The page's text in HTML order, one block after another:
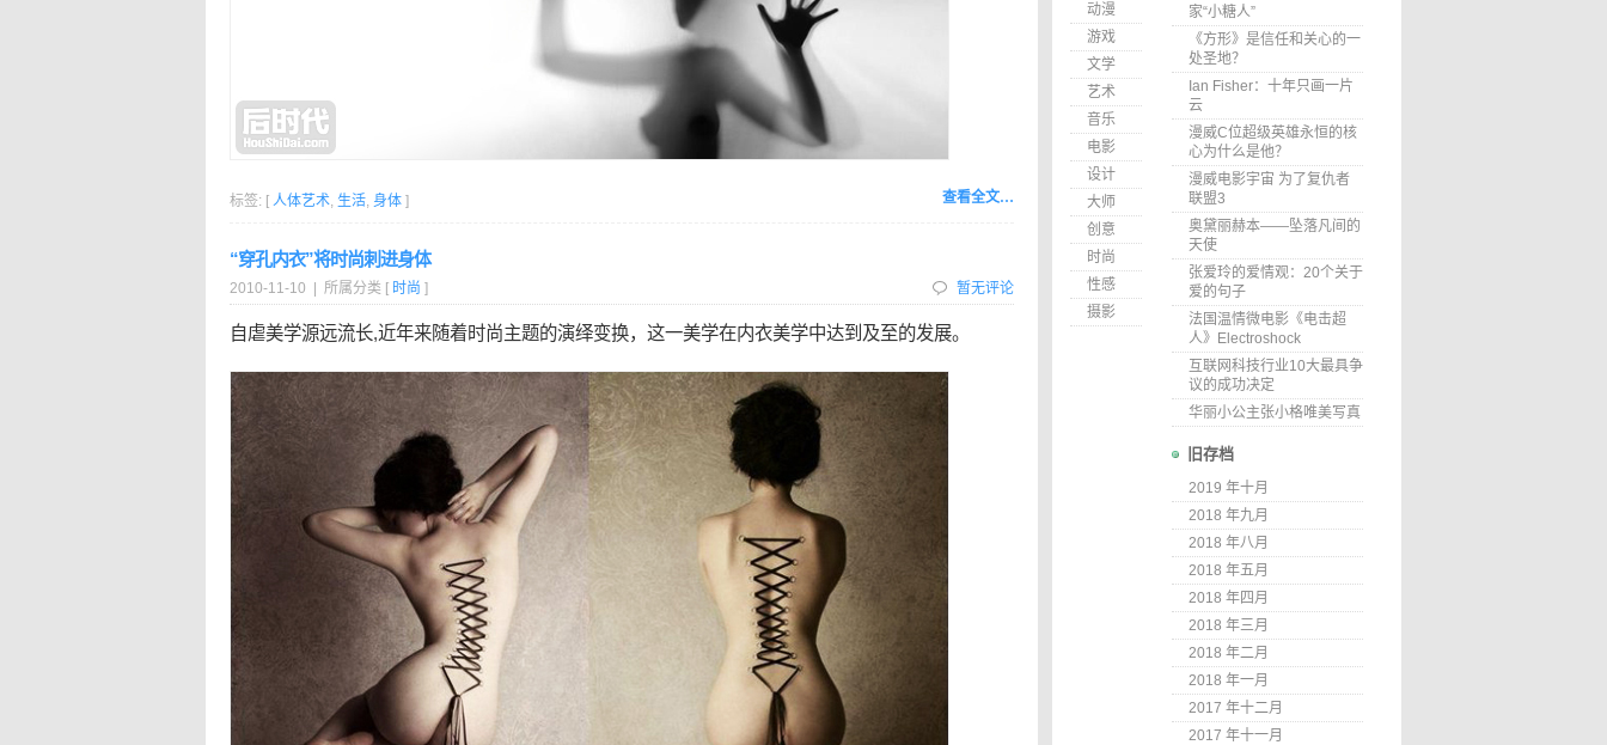
查看全文…
标签: [ 人体艺术, 生活, 身体 ]
“穿孔内衣”将时尚刺进身体
2010-11-10 | 所属分类 [ 时尚 ] 暂无评论
自虐美学源远流长,近年来随着时尚主题的演绎变换，这一美学在内衣美学中达到及至的发展。
动漫
游戏
文学
艺术
音乐
电影
设计
大师
创意
时尚
性感
摄影
家“小糖人”
《方形》是信任和关心的一
处圣地？
Ian Fisher：十年只画一片
云
漫威C位超级英雄永恒的核
心为什么是他？
漫威电影宇宙 为了复仇者
联盟3
奥黛丽赫本——坠落凡间的
天使
张爱玲的爱情观：20个关于
爱的句子
法国温情微电影《电击超
人》Electroshock
互联网科技行业10大最具争
议的成功决定
华丽小公主张小格唯美写真
旧存档
2019 年十月
2018 年九月
2018 年八月
2018 年五月
2018 年四月
2018 年三月
2018 年二月
2018 年一月
2017 年十二月
2017 年十一月